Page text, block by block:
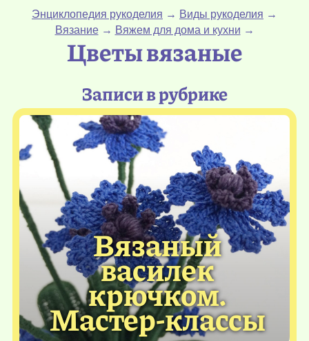
Энциклопедия рукоделия → Виды рукоделия →
Вязание→ Вяжем для дома и кухни →
Цветы вязаные
Записи в рубрике
Вязаный
василек
крючком.
Мастер-классы